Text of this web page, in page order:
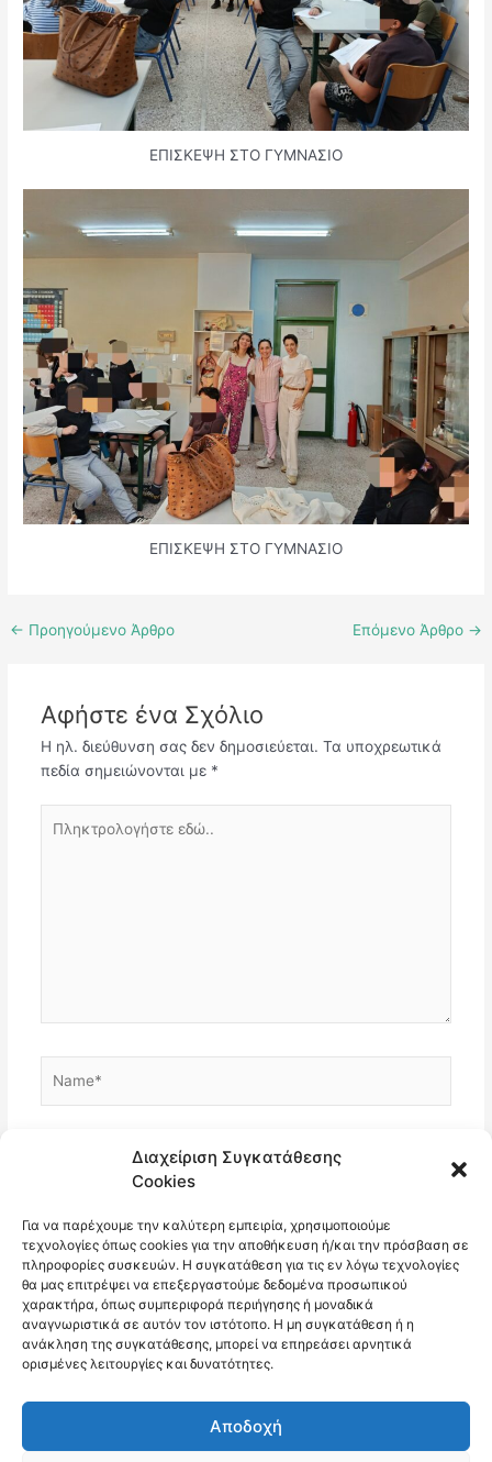
Διαχείριση Συγκατάθεσης
Cookies
Για να παρέχουμε την καλύτερη εμπειρία, χρησιμοποιούμε
τεχνολογίες όπως cookies για την αποθήκευση ή/και την πρόσβαση σε
πληροφορίες συσκευών. Η συγκατάθεση για τις εν λόγω τεχνολογίες
θα μας επιτρέψει να επεξεργαστούμε δεδομένα προσωπικού
χαρακτήρα, όπως συμπεριφορά περιήγησης ή μοναδικά
αναγνωριστικά σε αυτόν τον ιστότοπο. Η μη συγκατάθεση ή η
ανάκληση της συγκατάθεσης, μπορεί να επηρεάσει αρνητικά
ορισμένες λειτουργίες και δυνατότητες.
Αποδοχή
ΕΠΙΣΚΕΨΗ ΣΤΟ ΓΥΜΝΑΣΙΟ
ΕΠΙΣΚΕΨΗ ΣΤΟ ΓΥΜΝΑΣΙΟ
← Προηγούμενο Άρθρο Επόμενο Άρθρο →
Αφήστε ένα Σχόλιο
Η ηλ. διεύθυνση σας δεν δημοσιεύεται. Τα υποχρεωτικά
πεδία σημειώνονται με *
εδώ..
Ιστότοπος